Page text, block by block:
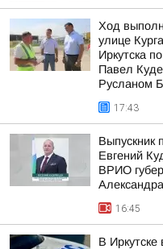
Ход
улице
Иркутска
Павел
Русланом
17:43
Выпускник
Евгений
ВРИО
16:45
В